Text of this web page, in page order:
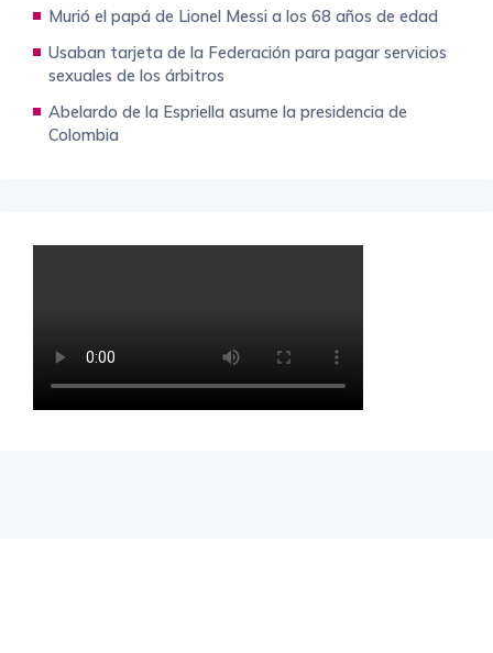
Murió el papá de Lionel Messi a los 68 años de edad
Usaban tarjeta de la Federación para pagar servicios
sexuales de los árbitros
Abelardo de la Espriella asume la presidencia de
Colombia